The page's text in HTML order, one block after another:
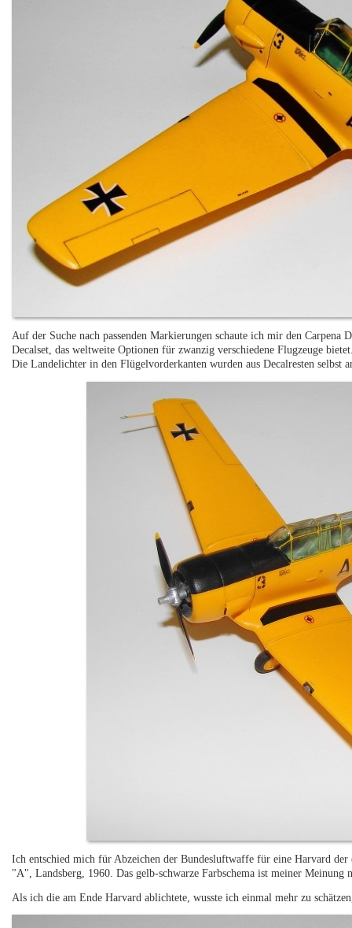
Auf der Suche nach passenden Markierungen schaute ich mir den
Decalset, das weltweite Optionen für zwanzig verschiedene Flugzeuge
Die Landelichter in den Flügelvorderkanten wurden aus Decalresten selbst
Ich entschied mich für Abzeichen der Bundesluftwaffe für eine Harvard
"A", Landsberg, 1960. Das gelb-schwarze Farbschema ist meiner Meinung
Als ich die am Ende Harvard ablichtete, wusste ich einmal mehr zu